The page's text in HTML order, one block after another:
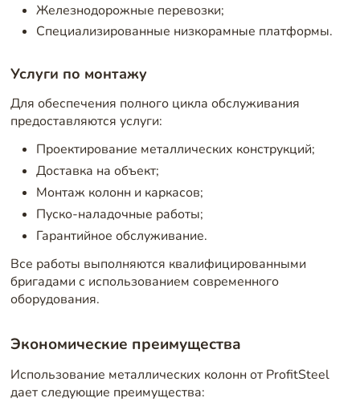
Железнодорожные перевозки;
Специализированные низкорамные платформы.
Услуги по монтажу
Для обеспечения полного цикла обслуживания
предоставляются услуги:
Проектирование металлических конструкций;
Доставка на объект;
Монтаж колонн и каркасов;
Пуско-наладочные работы;
Гарантийное обслуживание.
Все работы выполняются квалифицированными
бригадами с использованием современного
оборудования.
Экономические преимущества
Использование металлических колонн от ProfitSteel
дает следующие преимущества: